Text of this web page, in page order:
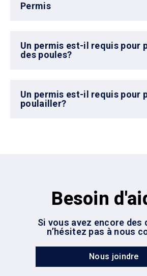
Permis
Un permis est-il requis pour
des poules?
Un permis est-il requis pour
poulailler?
Besoin
Si vous avez encore des
n’hésitez pas à nous
Nous joindre